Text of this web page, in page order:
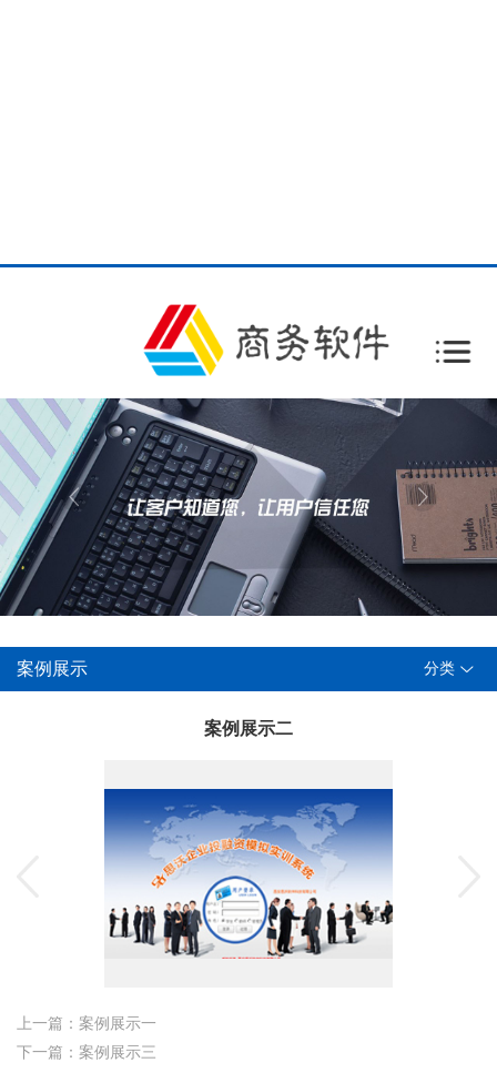
案例展示 分类
案例展示二
上一篇：案例展示一
下一篇：案例展示三